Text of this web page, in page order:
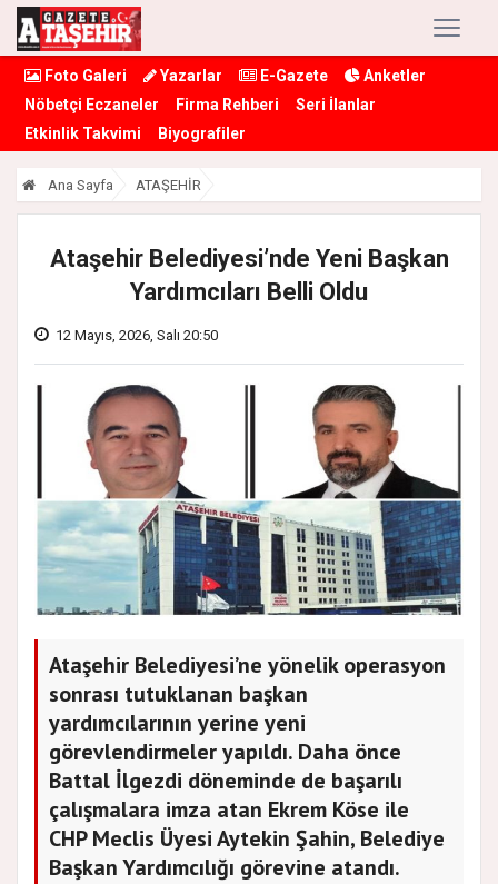
Foto Galeri Yazarlar E-Gazete
Anketler
Nöbetçi Eczaneler
Firma Rehberi
Seri İlanlar
Etkinlik Takvimi
Biyografiler
Ana Sayfa ATAŞEHİR
Ataşehir Belediyesi’nde Yeni Başkan
Yardımcıları Belli Oldu
12 Mayıs, 2026, Salı 20:50
Ataşehir Belediyesi’ne yönelik operasyon
sonrası tutuklanan başkan
yardımcılarının yerine yeni
görevlendirmeler yapıldı. Daha önce
Battal İlgezdi döneminde de başarılı
çalışmalara imza atan Ekrem Köse ile
CHP Meclis Üyesi Aytekin Şahin, Belediye
Başkan Yardımcılığı görevine atandı.